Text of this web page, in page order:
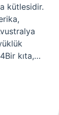
kütlesidir.
kıta,…